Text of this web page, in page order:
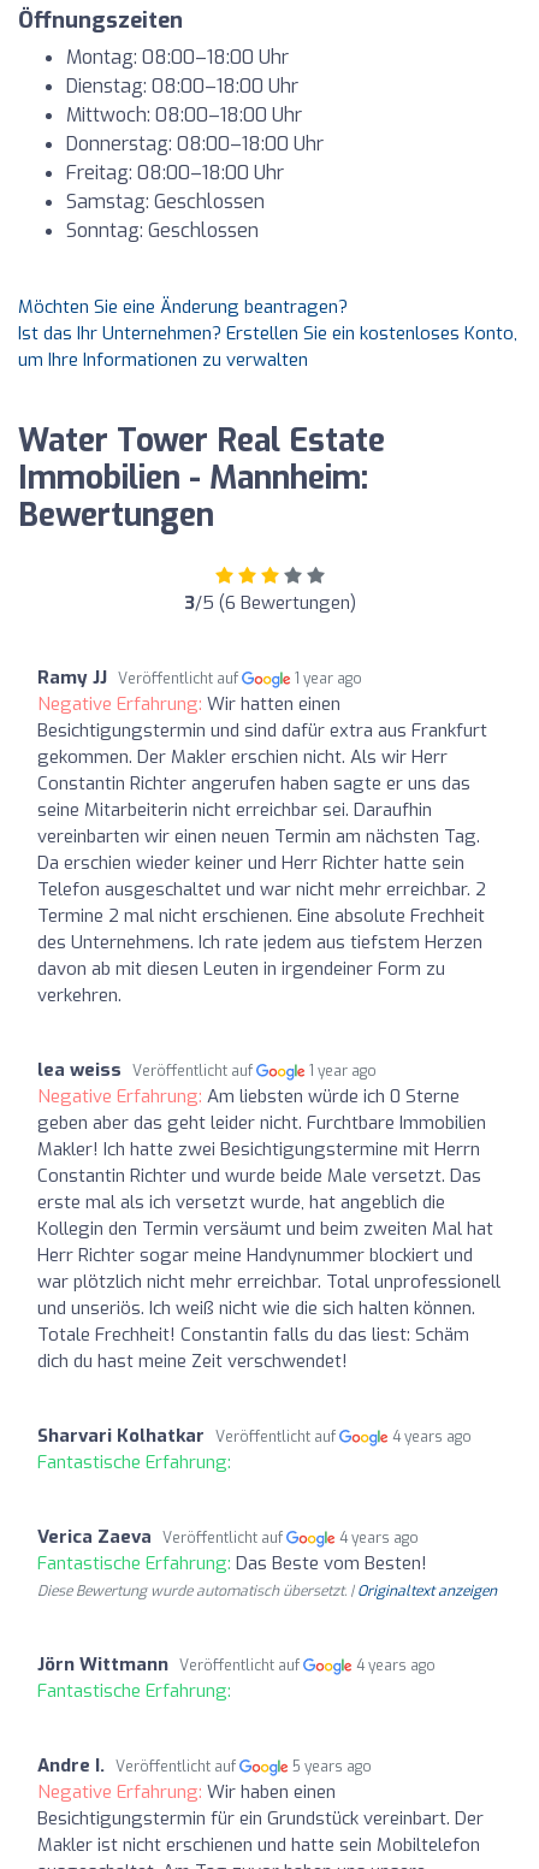
Öffnungszeiten
Montag: 08:00–18:00 Uhr
Dienstag: 08:00–18:00 Uhr
Mittwoch: 08:00–18:00 Uhr
Donnerstag: 08:00–18:00 Uhr
Freitag: 08:00–18:00 Uhr
Samstag: Geschlossen
Sonntag: Geschlossen
Möchten Sie eine Änderung beantragen?
Ist das Ihr Unternehmen? Erstellen Sie ein kostenloses Konto,
um Ihre Informationen zu verwalten
Water Tower Real Estate
Immobilien - Mannheim:
Bewertungen
3/5 (6 Bewertungen)
Ramy JJ Veröffentlicht auf 1 year ago
Negative Erfahrung: Wir hatten einen
Besichtigungstermin und sind dafür extra aus Frankfurt
gekommen. Der Makler erschien nicht. Als wir Herr
Constantin Richter angerufen haben sagte er uns das
seine Mitarbeiterin nicht erreichbar sei. Daraufhin
vereinbarten wir einen neuen Termin am nächsten Tag.
Da erschien wieder keiner und Herr Richter hatte sein
Telefon ausgeschaltet und war nicht mehr erreichbar. 2
Termine 2 mal nicht erschienen. Eine absolute Frechheit
des Unternehmens. Ich rate jedem aus tiefstem Herzen
davon ab mit diesen Leuten in irgendeiner Form zu
verkehren.
lea weiss Veröffentlicht auf 1 year ago
Negative Erfahrung: Am liebsten würde ich 0 Sterne
geben aber das geht leider nicht. Furchtbare Immobilien
Makler! Ich hatte zwei Besichtigungstermine mit Herrn
Constantin Richter und wurde beide Male versetzt. Das
erste mal als ich versetzt wurde, hat angeblich die
Kollegin den Termin versäumt und beim zweiten Mal hat
Herr Richter sogar meine Handynummer blockiert und
war plötzlich nicht mehr erreichbar. Total unprofessionell
und unseriös. Ich weiß nicht wie die sich halten können.
Totale Frechheit! Constantin falls du das liest: Schäm
dich du hast meine Zeit verschwendet!
Sharvari Kolhatkar Veröffentlicht auf 4 years ago
Fantastische Erfahrung:
Verica Zaeva Veröffentlicht auf 4 years ago
Fantastische Erfahrung: Das Beste vom Besten!
Diese Bewertung wurde automatisch übersetzt. |Originaltext anzeigen
Jörn Wittmann Veröffentlicht auf 4 years ago
Fantastische Erfahrung:
Andre I. Veröffentlicht auf 5 years ago
Negative Erfahrung: Wir haben einen
Besichtigungstermin für ein Grundstück vereinbart. Der
Makler ist nicht erschienen und hatte sein Mobiltelefon